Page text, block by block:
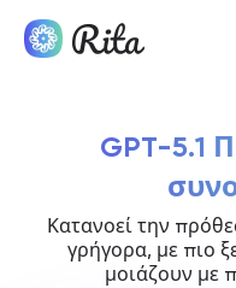
GPT-5.1
Κατανοεί την
γρήγορα, με πιο
μοιάζουν με